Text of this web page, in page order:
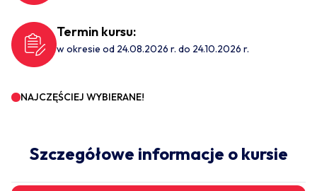
Termin kursu:
w okresie od 24.08.2026 r. do 24.10.2026 r.
NAJCZĘŚCIEJ WYBIERANE!
Szczegółowe informacje o kursie